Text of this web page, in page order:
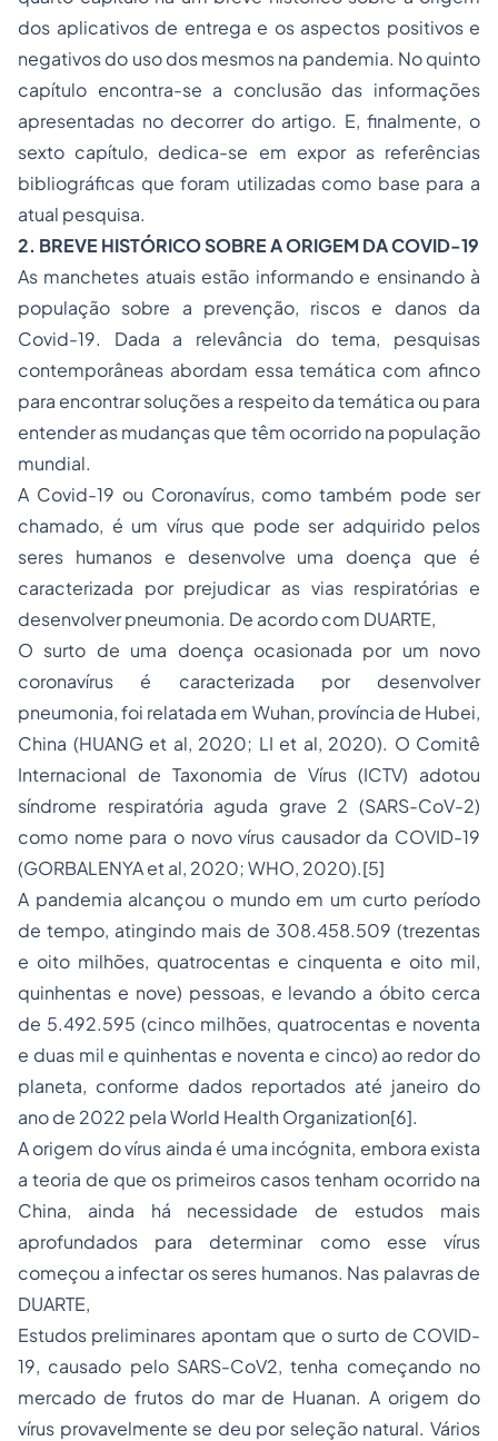
dos aplicativos de entrega e os aspectos positivos e
negativos do uso dos mesmos na pandemia. No quinto
capítulo encontra-se a conclusão das informações
apresentadas no decorrer do artigo. E, finalmente, o
sexto capítulo, dedica-se em expor as referências
bibliográficas que foram utilizadas como base para a
atual pesquisa.
2. BREVE HISTÓRICO SOBRE A ORIGEM DA COVID-19
As manchetes atuais estão informando e ensinando à
população sobre a prevenção, riscos e danos da
Covid-19. Dada a relevância do tema, pesquisas
contemporâneas abordam essa temática com afinco
para encontrar soluções a respeito da temática ou para
entender as mudanças que têm ocorrido na população
mundial.
A Covid-19 ou Coronavírus, como também pode ser
chamado, é um vírus que pode ser adquirido pelos
seres humanos e desenvolve uma doença que é
caracterizada por prejudicar as vias respiratórias e
desenvolver pneumonia. De acordo com DUARTE,
O surto de uma doença ocasionada por um novo
coronavírus é caracterizada por desenvolver
pneumonia, foi relatada em Wuhan, província de Hubei,
China (HUANG et al, 2020; LI et al, 2020). O Comitê
Internacional de Taxonomia de Vírus (ICTV) adotou
síndrome respiratória aguda grave 2 (SARS-CoV-2)
como nome para o novo vírus causador da COVID-19
(GORBALENYA et al, 2020; WHO, 2020).[5]
A pandemia alcançou o mundo em um curto período
de tempo, atingindo mais de 308.458.509 (trezentas
e oito milhões, quatrocentas e cinquenta e oito mil,
quinhentas e nove) pessoas, e levando a óbito cerca
de 5.492.595 (cinco milhões, quatrocentas e noventa
e duas mil e quinhentas e noventa e cinco) ao redor do
planeta, conforme dados reportados até janeiro do
ano de 2022 pela World Health Organization[6].
A origem do vírus ainda é uma incógnita, embora exista
a teoria de que os primeiros casos tenham ocorrido na
China, ainda há necessidade de estudos mais
aprofundados para determinar como esse vírus
começou a infectar os seres humanos. Nas palavras de
DUARTE,
Estudos preliminares apontam que o surto de COVID-
19, causado pelo SARS-CoV2, tenha começando no
mercado de frutos do mar de Huanan. A origem do
vírus provavelmente se deu por seleção natural. Vários